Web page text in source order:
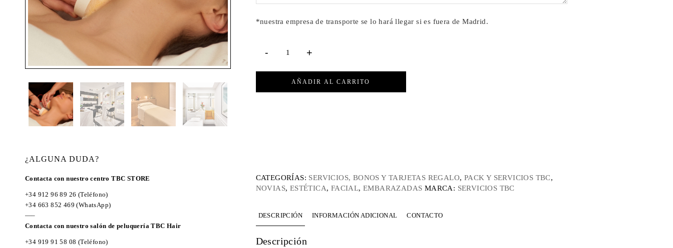
¿ALGUNA DUDA?
Contacta con nuestro centro TBC STORE
+34 912 96 89 26 (Teléfono)
+34 663 852 469 (WhatsApp)
—–
Contacta con nuestro salón de peluquería TBC Hair
+34 919 91 58 08 (Teléfono)
*nuestra empresa de transporte se lo hará llegar si es fuera de Madrid.
AÑADIR AL CARRITO
CATEGORÍAS: SERVICIOS, BONOS Y TARJETAS REGALO, PACK Y SERVICIOS TBC,
NOVIAS, ESTÉTICA, FACIAL, EMBARAZADAS MARCA: SERVICIOS TBC
DESCRIPCIÓN INFORMACIÓN ADICIONAL CONTACTO
Descripción